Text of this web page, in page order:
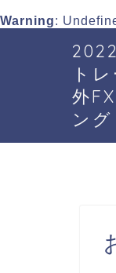
Warning:
ト
外
ング